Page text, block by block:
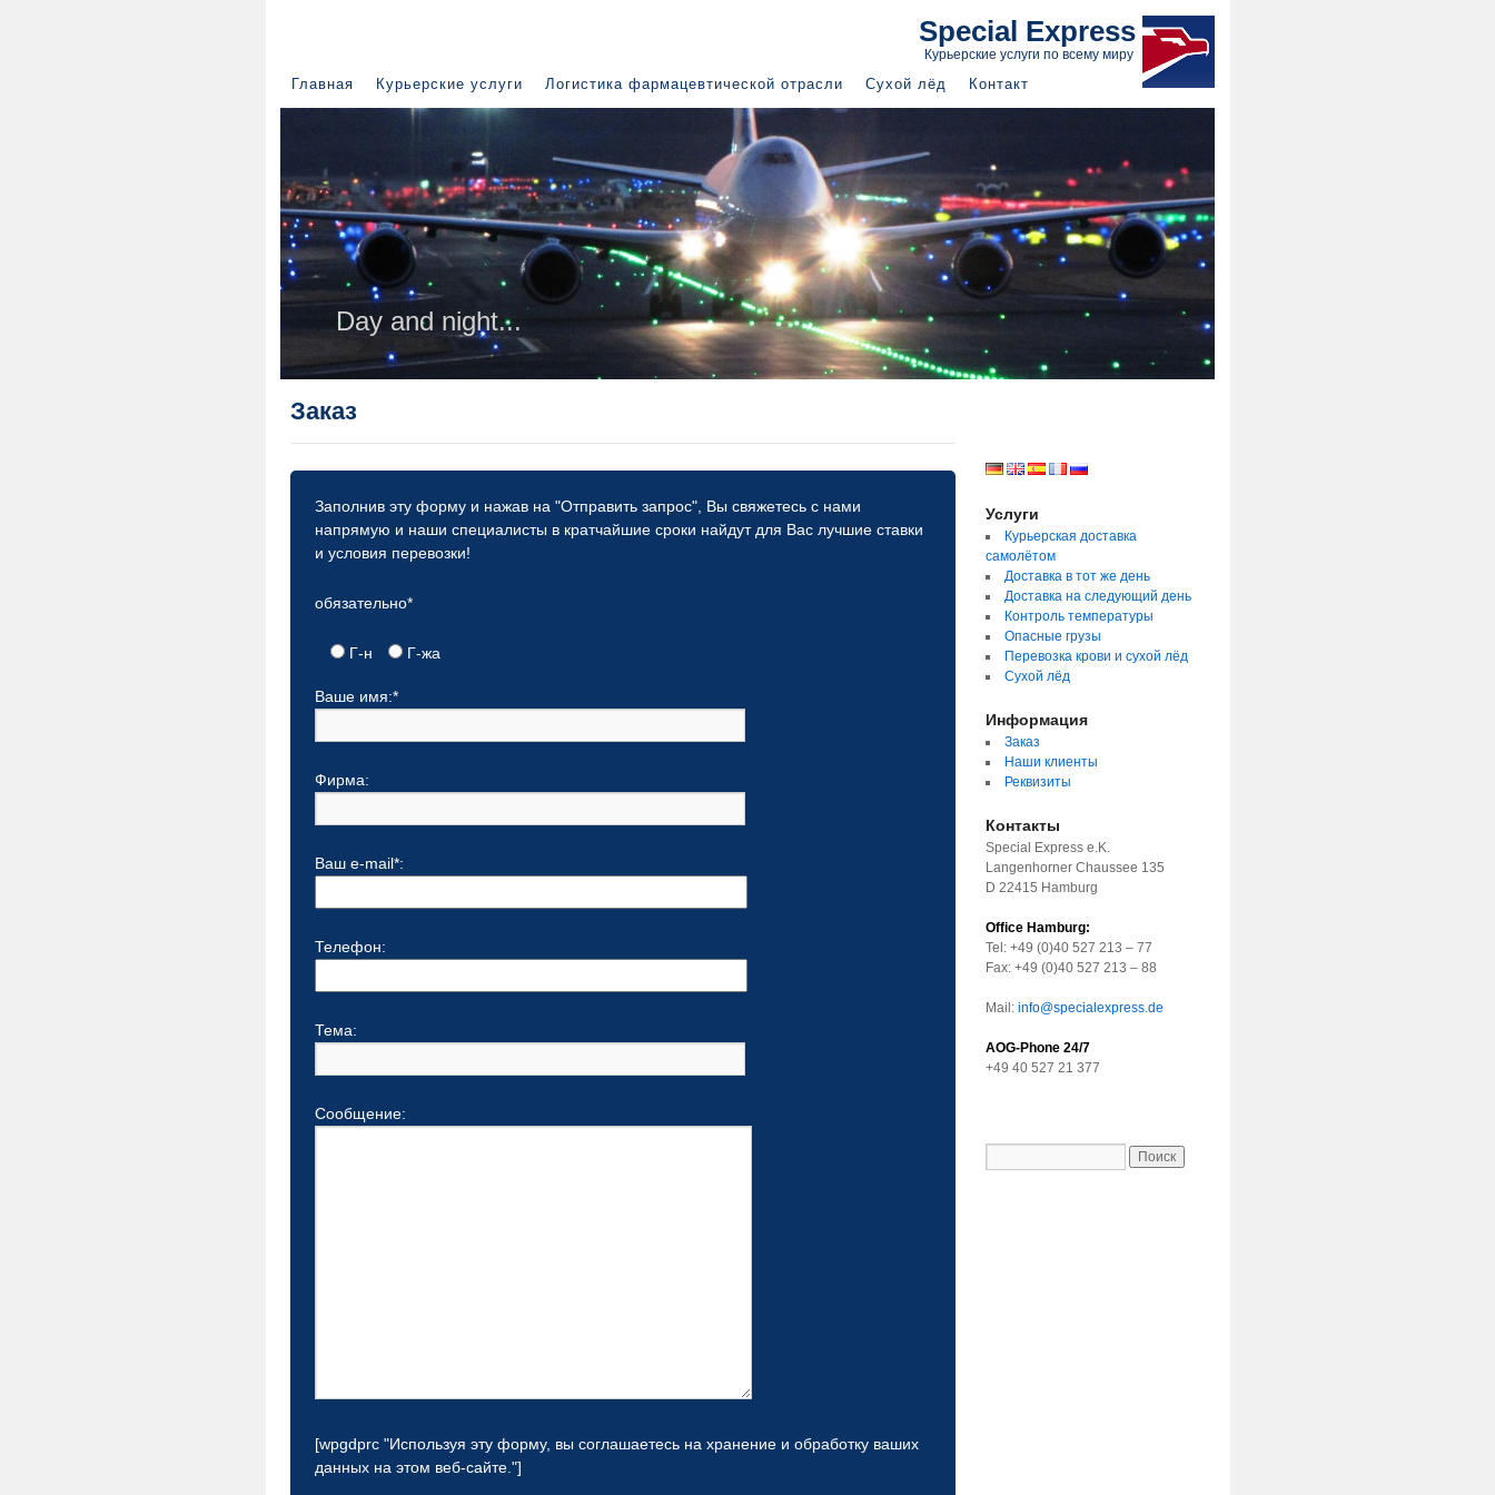
Special Express
Курьерские услуги по всему миру
Главная Курьерские услуги Логистика фармацевтической отрасли Сухой лёд Контакт
Day and night...
is personally attended.
For laboratories...
...for aircrafts.
For the
pharmaceutical sector...
and allways special...
Заказ
Заполнив эту форму и нажав на "Отправить запрос", Вы свяжетесь с нами
напрямую и наши специалисты в кратчайшие сроки найдут для Вас лучшие ставки
и условия перевозки!
обязательно*
Г-н Г-жа
Ваше имя:*
Фирма:
Ваш e-mail*:
Телефон:
Тема:
Сообщение:
[wpgdprc "Используя эту форму, вы соглашаетесь на хранение и обработку ваших
данных на этом веб-сайтe."]
Услуги
Курьерская доставка
самолётом
Доставка в тот же день
Доставка на следующий день
Контроль температуры
Опасные грузы
Перевозка крови и сухой лёд
Сухой лёд
Информация
Заказ
Наши клиенты
Реквизиты
Контакты
Special Express e.K.
Langenhorner Chaussee 135
D 22415 Hamburg
Office Hamburg:
Tel: +49 (0)40 527 213 – 77
Fax: +49 (0)40 527 213 – 88
Mail: info@specialexpress.de
AOG-Phone 24/7
+49 40 527 21 377